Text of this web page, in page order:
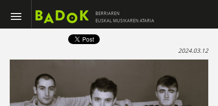
BERRIAREN
EUSKAL MUSIKAREN ATARIA
2024.03.12